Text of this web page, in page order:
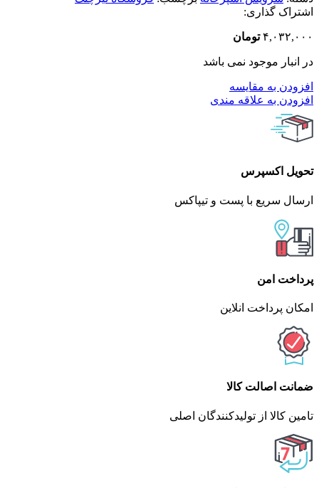
اشتراک گذاری:
۴,۰۳۲,۰۰۰ تومان
در انبار موجود نمی باشد
افزودن به مقایسه
افزودن به علاقه مندی
تحویل اکسپرس
ارسال سریع با پست و تیپاکس
پرداخت امن
امکان پرداخت انلاین
ضمانت اصالت کالا
تامین کالا از تولیدکنندگان اصلی